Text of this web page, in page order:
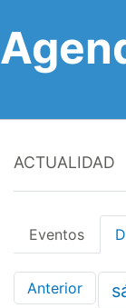
ACTUALIDAD
Eventos
Anterior